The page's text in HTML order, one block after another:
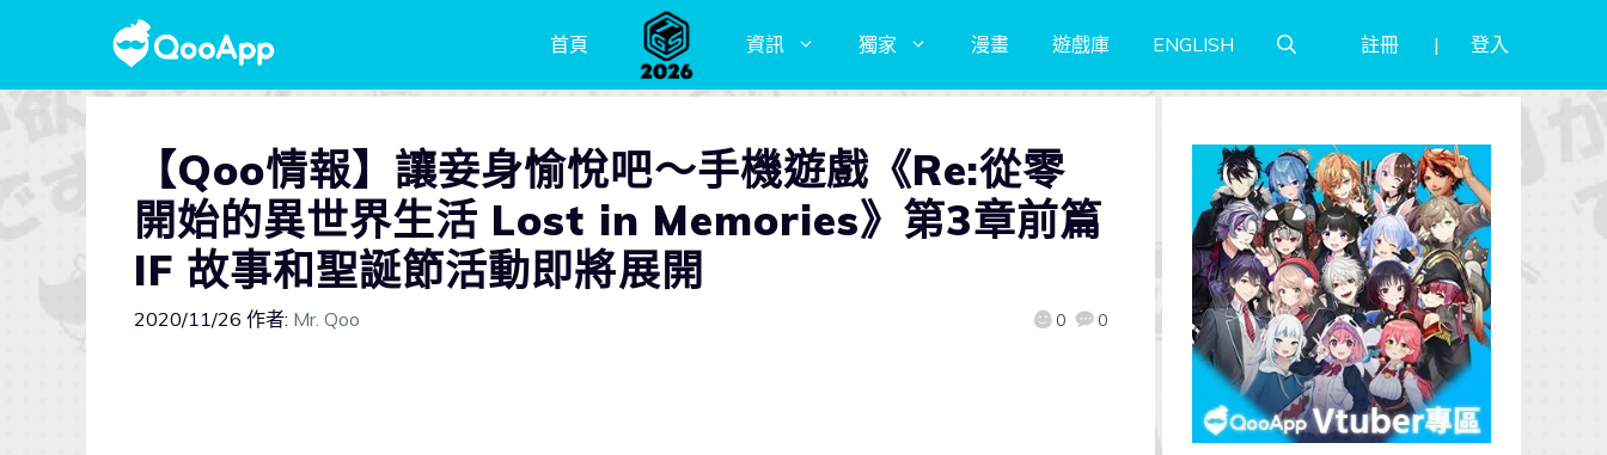
首頁 資訊 獨家 漫畫 遊戲庫 ENGLISH 註冊 登入
【Qoo情報】讓妾身愉悅吧～手機遊戲《Re:從零
開始的異世界生活 Lost in Memories》第3章前篇
IF 故事和聖誕節活動即將展開
2020/11/26 作者: Mr. Qoo 0 0